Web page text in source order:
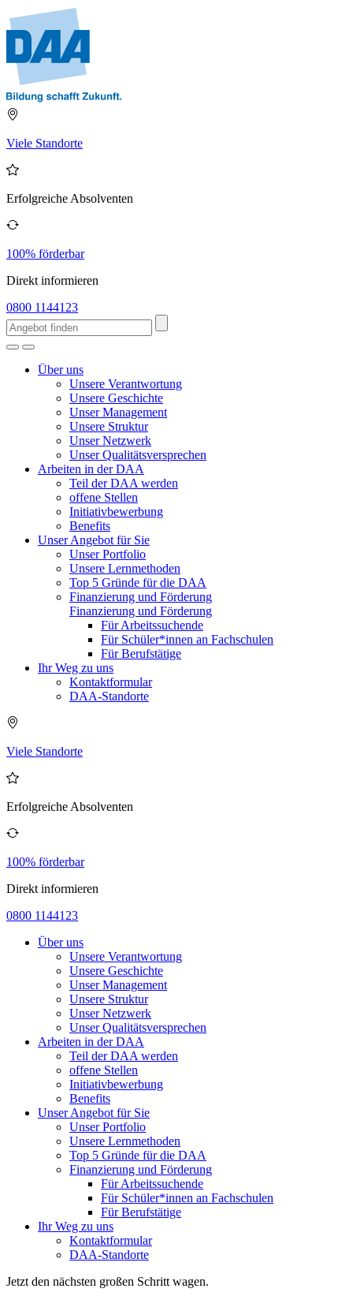
Viele Standorte
Erfolgreiche Absolventen
100% förderbar
Direkt informieren
0800 1144123
Über uns
Unsere Verantwortung
Unsere Geschichte
Unser Management
Unsere Struktur
Unser Netzwerk
Unser Qualitätsversprechen
Arbeiten in der DAA
Teil der DAA werden
offene Stellen
Initiativbewerbung
Benefits
Unser Angebot für Sie
Unser Portfolio
Unsere Lernmethoden
Top 5 Gründe für die DAA
Finanzierung und Förderung
Finanzierung und Förderung
Für Arbeitssuchende
Für Schüler*innen an Fachschulen
Für Berufstätige
Ihr Weg zu uns
Kontaktformular
DAA-Standorte
Viele Standorte
Erfolgreiche Absolventen
100% förderbar
Direkt informieren
0800 1144123
Über uns
Unsere Verantwortung
Unsere Geschichte
Unser Management
Unsere Struktur
Unser Netzwerk
Unser Qualitätsversprechen
Arbeiten in der DAA
Teil der DAA werden
offene Stellen
Initiativbewerbung
Benefits
Unser Angebot für Sie
Unser Portfolio
Unsere Lernmethoden
Top 5 Gründe für die DAA
Finanzierung und Förderung
Für Arbeitssuchende
Für Schüler*innen an Fachschulen
Für Berufstätige
Ihr Weg zu uns
Kontaktformular
DAA-Standorte
Jetzt den nächsten großen Schritt wagen.